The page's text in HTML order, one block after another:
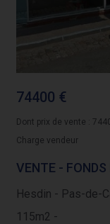
74400 €
Dont prix de vente :
Charge vendeur
VENTE - FONDS
Hesdin - Pas-de-
115m2 -